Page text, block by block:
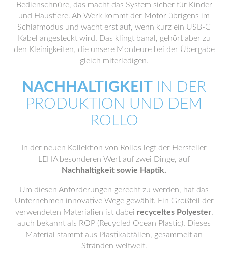
Bedienschnüre, das macht das System sicher für Kinder
und Haustiere. Ab Werk kommt der Motor übrigens im
Schlafmodus und wacht erst auf, wenn kurz ein USB-C
Kabel angesteckt wird. Das klingt banal, gehört aber zu
den Kleinigkeiten, die unsere Monteure bei der Übergabe
gleich miterledigen.
NACHHALTIGKEIT IN DER
PRODUKTION UND DEM
ROLLO
In der neuen Kollektion von Rollos legt der Hersteller
LEHA besonderen Wert auf zwei Dinge, auf
Nachhaltigkeit sowie Haptik.
Um diesen Anforderungen gerecht zu werden, hat das
Unternehmen innovative Wege gewählt. Ein Großteil der
verwendeten Materialien ist dabei recyceltes Polyester,
auch bekannt als ROP (Recycled Ocean Plastic). Dieses
Material stammt aus Plastikabfällen, gesammelt an
Stränden weltweit.